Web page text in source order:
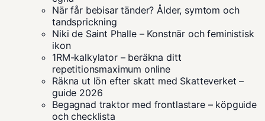
När får bebisar tänder? Ålder, symtom och
tandsprickning
Niki de Saint Phalle – Konstnär och feministisk
ikon
1RM-kalkylator – beräkna ditt
repetitionsmaximum online
Räkna ut lön efter skatt med Skatteverket –
guide 2026
Begagnad traktor med frontlastare – köpguide
och checklista